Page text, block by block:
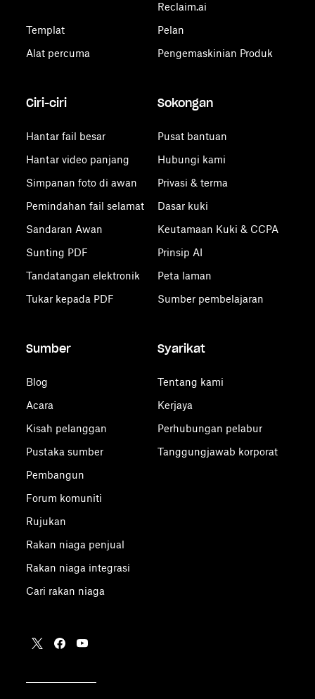
Templat
Alat percuma
Reclaim.ai
Pelan
Pengemaskinian Produk
Ciri-ciri
Hantar fail besar
Hantar video panjang
Simpanan foto di awan
Pemindahan fail selamat
Sandaran Awan
Sunting PDF
Tandatangan elektronik
Tukar kepada PDF
Sokongan
Pusat bantuan
Hubungi kami
Privasi & terma
Dasar kuki
Keutamaan Kuki & CCPA
Prinsip AI
Peta laman
Sumber pembelajaran
Sumber
Blog
Acara
Kisah pelanggan
Pustaka sumber
Pembangun
Forum komuniti
Rujukan
Rakan niaga penjual
Rakan niaga integrasi
Cari rakan niaga
Syarikat
Tentang kami
Kerjaya
Perhubungan pelabur
Tanggungjawab korporat